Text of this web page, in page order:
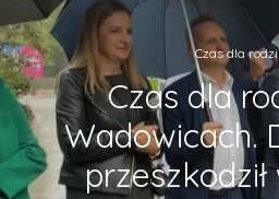
Czas dla
Czas dla
Wadowicach.